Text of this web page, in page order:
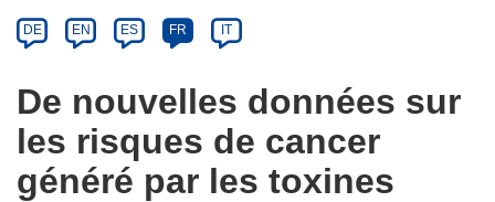
Category
Article
available
the
following
languages:
DE EN ES FR IT
De nouvelles données sur
les risques de cancer
généré par les toxines